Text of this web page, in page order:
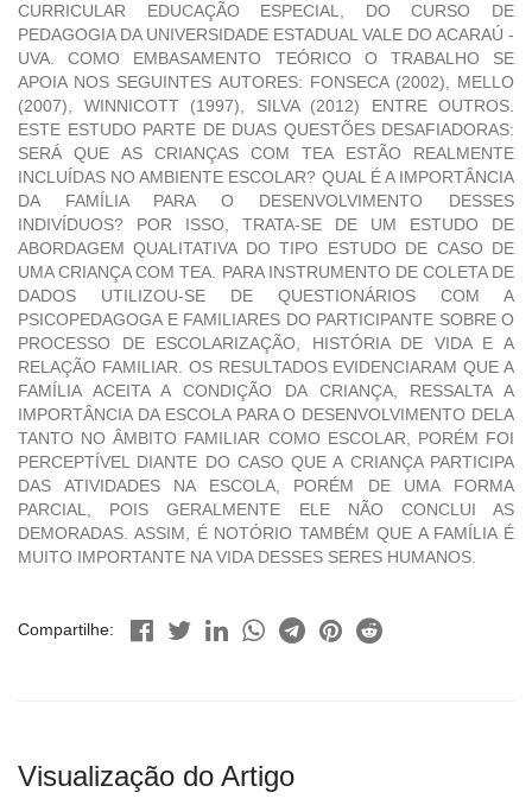
CURRICULAR EDUCAÇÃO ESPECIAL, DO CURSO DE
PEDAGOGIA DA UNIVERSIDADE ESTADUAL VALE DO ACARAÚ -
UVA. COMO EMBASAMENTO TEÓRICO O TRABALHO SE
APOIA NOS SEGUINTES AUTORES: FONSECA (2002), MELLO
(2007), WINNICOTT (1997), SILVA (2012) ENTRE OUTROS.
ESTE ESTUDO PARTE DE DUAS QUESTÕES DESAFIADORAS:
SERÁ QUE AS CRIANÇAS COM TEA ESTÃO REALMENTE
INCLUÍDAS NO AMBIENTE ESCOLAR? QUAL É A IMPORTÂNCIA
DA FAMÍLIA PARA O DESENVOLVIMENTO DESSES
INDIVÍDUOS? POR ISSO, TRATA-SE DE UM ESTUDO DE
ABORDAGEM QUALITATIVA DO TIPO ESTUDO DE CASO DE
UMA CRIANÇA COM TEA. PARA INSTRUMENTO DE COLETA DE
DADOS UTILIZOU-SE DE QUESTIONÁRIOS COM A
PSICOPEDAGOGA E FAMILIARES DO PARTICIPANTE SOBRE O
PROCESSO DE ESCOLARIZAÇÃO, HISTÓRIA DE VIDA E A
RELAÇÃO FAMILIAR. OS RESULTADOS EVIDENCIARAM QUE A
FAMÍLIA ACEITA A CONDIÇÃO DA CRIANÇA, RESSALTA A
IMPORTÂNCIA DA ESCOLA PARA O DESENVOLVIMENTO DELA
TANTO NO ÂMBITO FAMILIAR COMO ESCOLAR, PORÉM FOI
PERCEPTÍVEL DIANTE DO CASO QUE A CRIANÇA PARTICIPA
DAS ATIVIDADES NA ESCOLA, PORÉM DE UMA FORMA
PARCIAL, POIS GERALMENTE ELE NÃO CONCLUI AS
DEMORADAS. ASSIM, É NOTÓRIO TAMBÉM QUE A FAMÍLIA É
MUITO IMPORTANTE NA VIDA DESSES SERES HUMANOS.
Compartilhe:
Visualização do Artigo